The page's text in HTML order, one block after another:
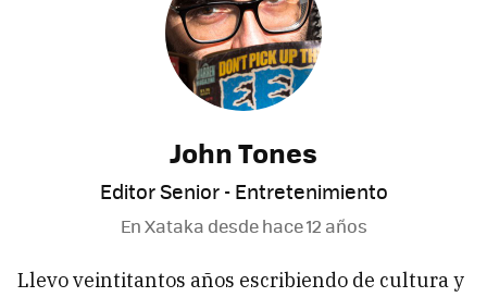
John Tones
Editor Senior - Entretenimiento
En Xataka desdehace 12 años
Llevo veintitantos años escribiendo de cultura y